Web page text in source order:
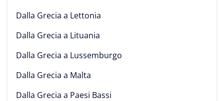
Dalla Grecia a Lettonia
Dalla Grecia a Lituania
Dalla Grecia a Lussemburgo
Dalla Grecia a Malta
Dalla Grecia a Paesi Bassi